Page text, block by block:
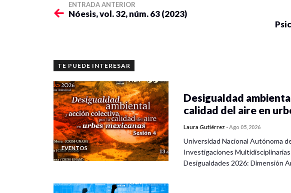
ENTRADA ANTERIOR
Nóesis, vol. 32, núm. 63 (2023)
TE PUEDE INTERESAR
EVENTOS
Desigualdad
calidad del aire en
Laura Gutiérrez -Ago 05, 2026
Universidad Nacional Autónoma
Investigaciones
Desigualdades 2026: Dimensión